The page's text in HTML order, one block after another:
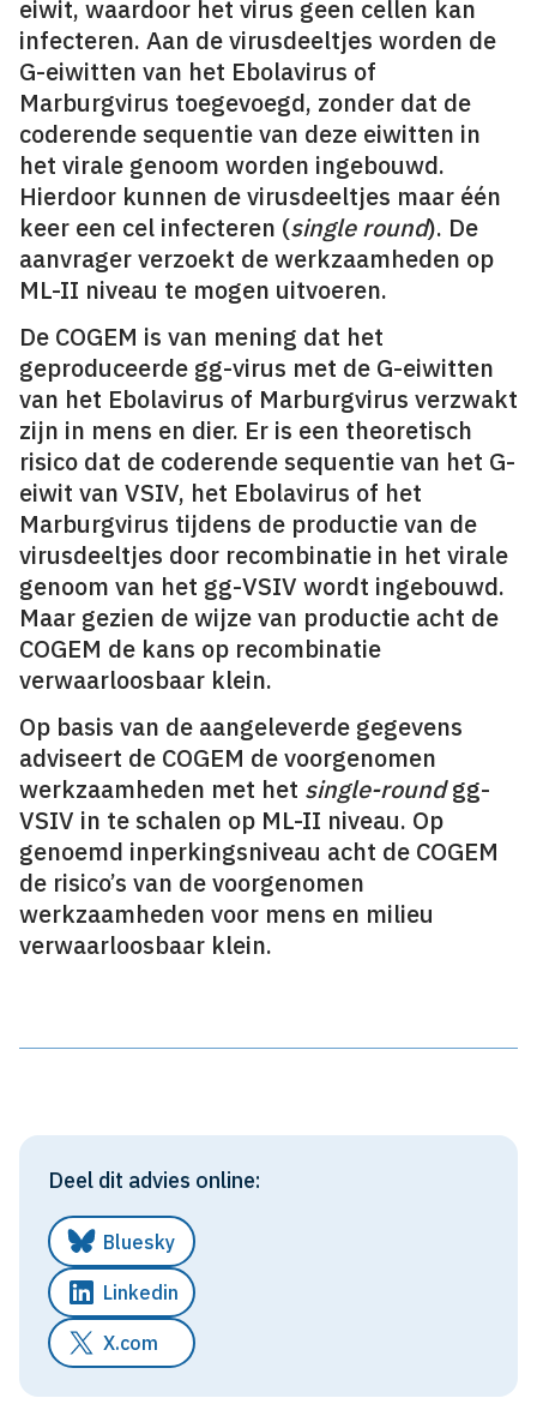
eiwit, waardoor het virus geen cellen kan
infecteren. Aan de virusdeeltjes worden de
G-eiwitten van het Ebolavirus of
Marburgvirus toegevoegd, zonder dat de
coderende sequentie van deze eiwitten in
het virale genoom worden ingebouwd.
Hierdoor kunnen de virusdeeltjes maar één
keer een cel infecteren (single round). De
aanvrager verzoekt de werkzaamheden op
ML-II niveau te mogen uitvoeren.
De COGEM is van mening dat het
geproduceerde gg-virus met de G-eiwitten
van het Ebolavirus of Marburgvirus verzwakt
zijn in mens en dier. Er is een theoretisch
risico dat de coderende sequentie van het G-
eiwit van VSIV, het Ebolavirus of het
Marburgvirus tijdens de productie van de
virusdeeltjes door recombinatie in het virale
genoom van het gg-VSIV wordt ingebouwd.
Maar gezien de wijze van productie acht de
COGEM de kans op recombinatie
verwaarloosbaar klein.
Op basis van de aangeleverde gegevens
adviseert de COGEM de voorgenomen
werkzaamheden met het single-roundgg-
VSIV in te schalen op ML-II niveau. Op
genoemd inperkingsniveau acht de COGEM
de risico’s van de voorgenomen
werkzaamheden voor mens en milieu
verwaarloosbaar klein.
Deel dit advies online:
Bluesky
Linkedin
X.com